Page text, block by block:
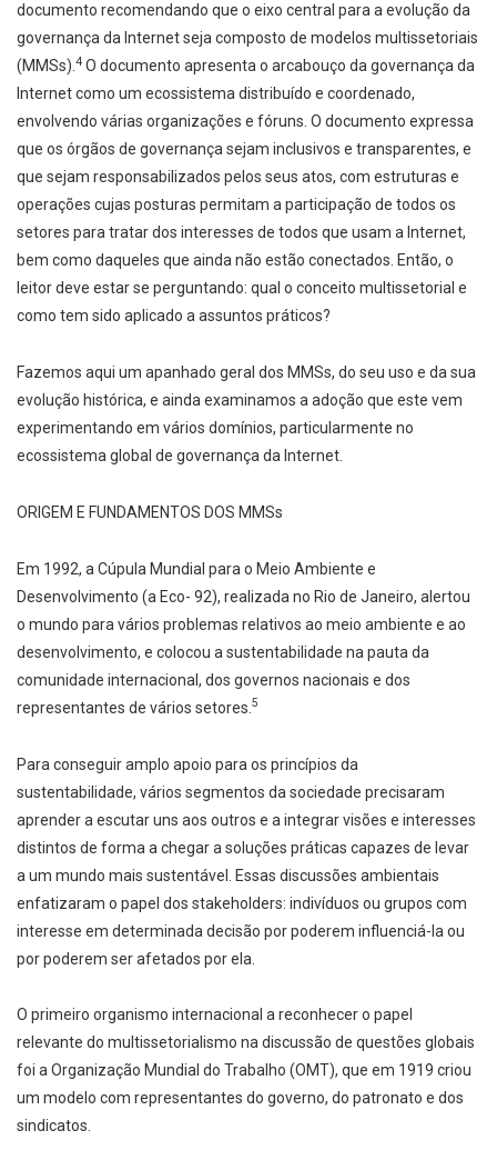
documento recomendando que o eixo central para a evolução da
governança da Internet seja composto de modelos multissetoriais
(MMSs).4 O documento apresenta o arcabouço da governança da
Internet como um ecossistema distribuído e coordenado,
envolvendo várias organizações e fóruns. O documento expressa
que os órgãos de governança sejam inclusivos e transparentes, e
que sejam responsabilizados pelos seus atos, com estruturas e
operações cujas posturas permitam a participação de todos os
setores para tratar dos interesses de todos que usam a Internet,
bem como daqueles que ainda não estão conectados. Então, o
leitor deve estar se perguntando: qual o conceito multissetorial e
como tem sido aplicado a assuntos práticos?
Fazemos aqui um apanhado geral dos MMSs, do seu uso e da sua
evolução histórica, e ainda examinamos a adoção que este vem
experimentando em vários domínios, particularmente no
ecossistema global de governança da Internet.
ORIGEM E FUNDAMENTOS DOS MMSs
Em 1992, a Cúpula Mundial para o Meio Ambiente e
Desenvolvimento (a Eco- 92), realizada no Rio de Janeiro, alertou
o mundo para vários problemas relativos ao meio ambiente e ao
desenvolvimento, e colocou a sustentabilidade na pauta da
comunidade internacional, dos governos nacionais e dos
representantes de vários setores. 5
Para conseguir amplo apoio para os princípios da
sustentabilidade, vários segmentos da sociedade precisaram
aprender a escutar uns aos outros e a integrar visões e interesses
distintos de forma a chegar a soluções práticas capazes de levar
a um mundo mais sustentável. Essas discussões ambientais
enfatizaram o papel dos stakeholders: indivíduos ou grupos com
interesse em determinada decisão por poderem influenciá-la ou
por poderem ser afetados por ela.
O primeiro organismo internacional a reconhecer o papel
relevante do multissetorialismo na discussão de questões globais
foi a Organização Mundial do Trabalho (OMT), que em 1919 criou
um modelo com representantes do governo, do patronato e dos
sindicatos.